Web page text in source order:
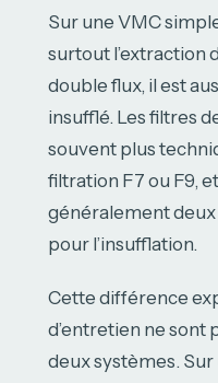
Sur une VMC
surtout l’extraction
double flux, il est
insufflé. Les filtres
souvent plus
filtration F7 ou F9,
généralement deux
pour l’insufflation.
Cette différence
d’entretien ne sont
deux systèmes.